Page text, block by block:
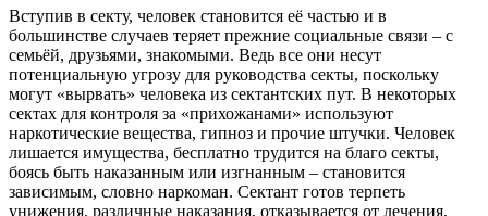
Вступив в секту, человек становится её частью и в
большинстве случаев теряет прежние социальные связи – с
семьёй, друзьями, знакомыми. Ведь все они несут
потенциальную угрозу для руководства секты, поскольку
могут «вырвать» человека из сектантских пут. В некоторых
сектах для контроля за «прихожанами» используют
наркотические вещества, гипноз и прочие штучки. Человек
лишается имущества, бесплатно трудится на благо секты,
боясь быть наказанным или изгнанным – становится
зависимым, словно наркоман. Сектант готов терпеть
унижения, различные наказания, отказывается от лечения,